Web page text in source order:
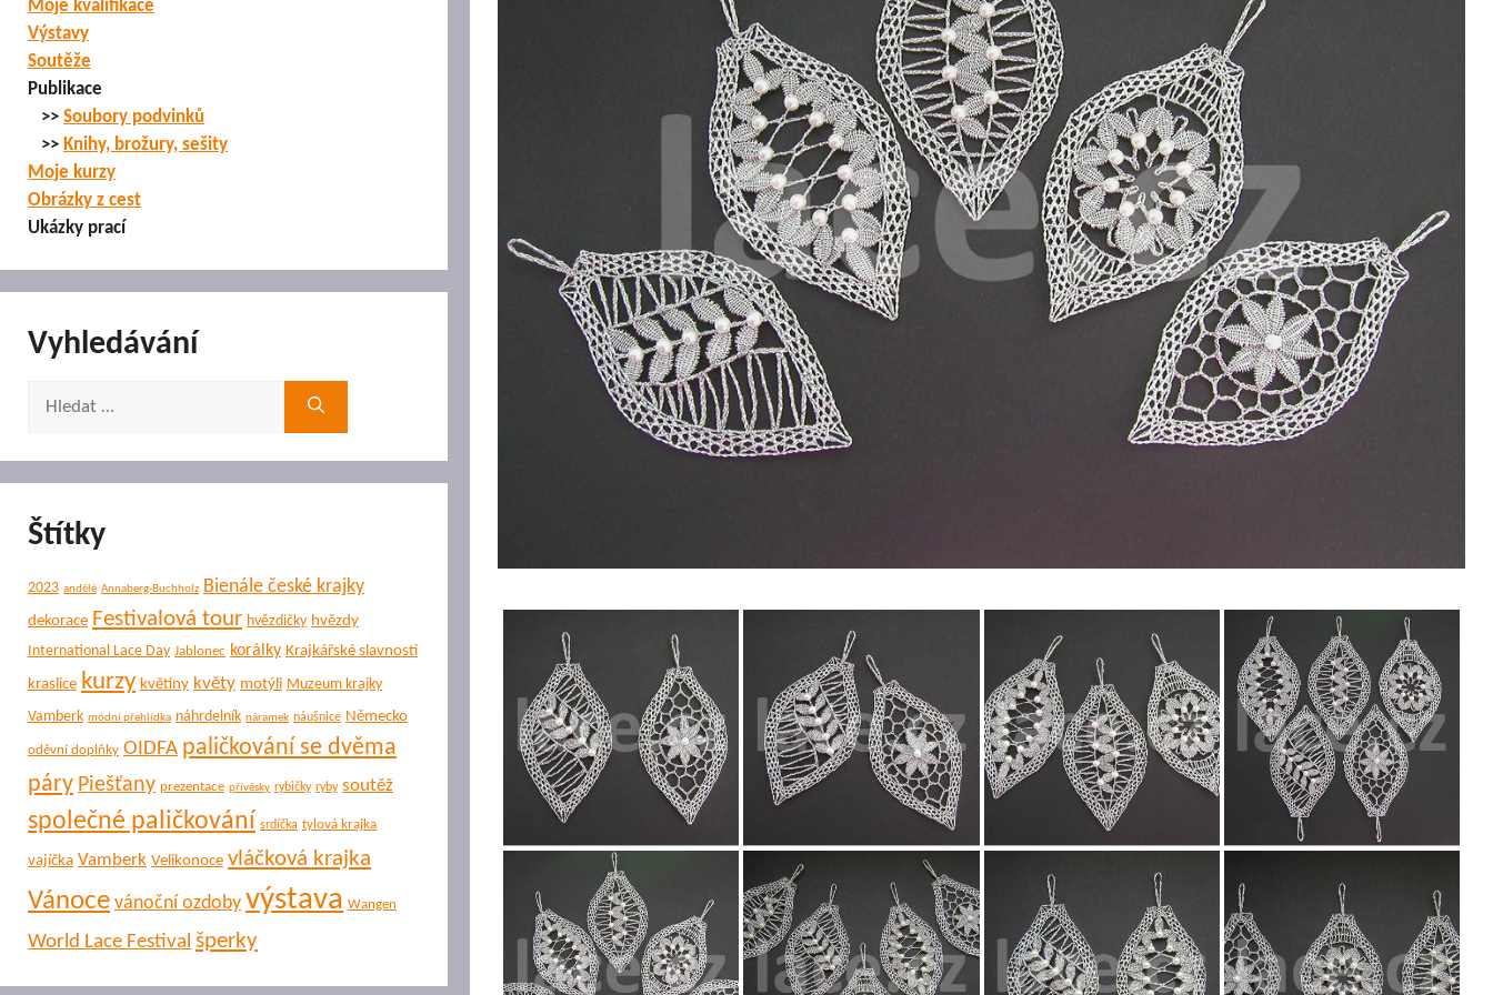
Moje kvalifikace
Výstavy
Soutěže
Publikace
>> Soubory podvinků
>> Knihy, brožury, sešity
Moje kurzy
Obrázky z cest
Ukázky prací
Vyhledávání
Štítky
2023 andělé Annaberg-Buchholz Bienále české krajky
dekorace Festivalová tour hvězdičky hvězdy
International Lace Day Jablonec korálky Krajkářské slavnosti
kraslice kurzy květiny květy motýli Muzeum krajky
Vamberk módní přehlídka náhrdelník náramek náušnice Německo
oděvní doplňky OIDFA paličkování se dvěma
páry Piešťany prezentace přívěsky rybičky ryby soutěž
společné paličkování srdíčka tylová krajka
vajíčka Vamberk Velikonoce vláčková krajka
Vánoce vánoční ozdoby výstava Wangen
World Lace Festival šperky